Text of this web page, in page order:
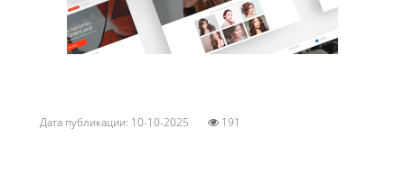
Дата публикации: 10-10-2025 191